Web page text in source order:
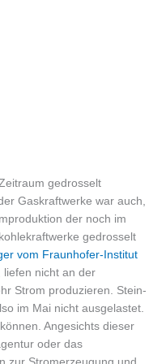
gedrosselt
Gaskraftwerke war auch,
der noch im
gedrosselt
vom Fraunhofer-Institut
liefen nicht an der
Strom produzieren. Stein-
im Mai nicht ausgelastet.
Angesichts dieser
oder das